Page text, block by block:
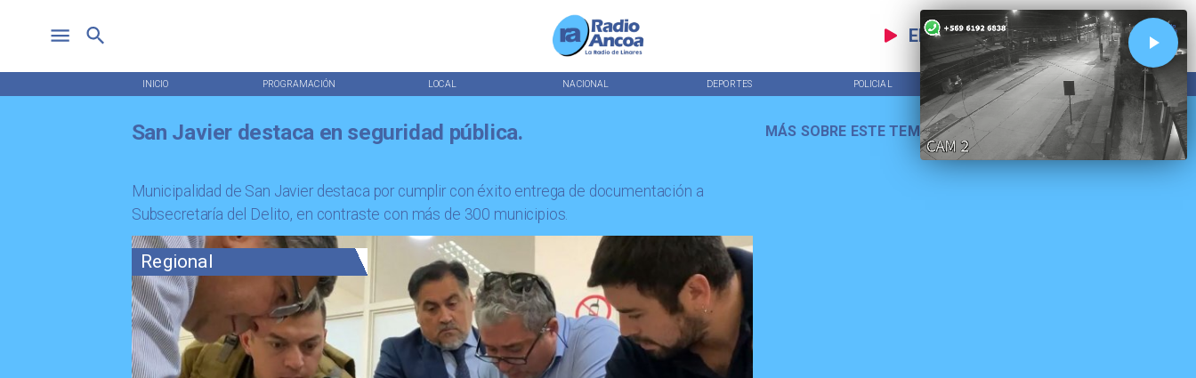
EN VIVO
INICIO PROGRAMACIÓN LOCAL NACIONAL DEPORTES POLICIAL TENDENCIAS
Regional
MÁS SOBRE ESTE TEMA
San Javier destaca en seguridad pública.
Municipalidad de San Javier destaca por cumplir con éxito entrega de documentación a
Subsecretaría del Delito, en contraste con más de 300 municipios.